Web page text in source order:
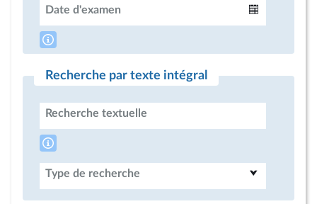
Date d'examen
Recherche par texte intégral
Recherche textuelle
Type de recherche